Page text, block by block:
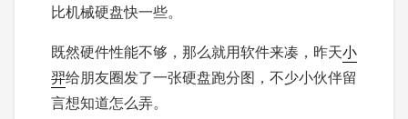
比机械硬盘快一些。
既然硬件性能不够，那么就用软件来凑，昨天小
羿给朋友圈发了一张硬盘跑分图，不少小伙伴留
言想知道怎么弄。